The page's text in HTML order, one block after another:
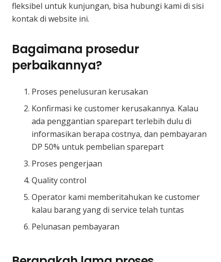
fleksibel untuk kunjungan, bisa hubungi kami di sisi
kontak di website ini.
Bagaimana prosedur
perbaikannya?
Proses penelusuran kerusakan
Konfirmasi ke customer kerusakannya. Kalau
ada penggantian sparepart terlebih dulu di
informasikan berapa costnya, dan pembayaran
DP 50% untuk pembelian sparepart
Proses pengerjaan
Quality control
Operator kami memberitahukan ke customer
kalau barang yang di service telah tuntas
Pelunasan pembayaran